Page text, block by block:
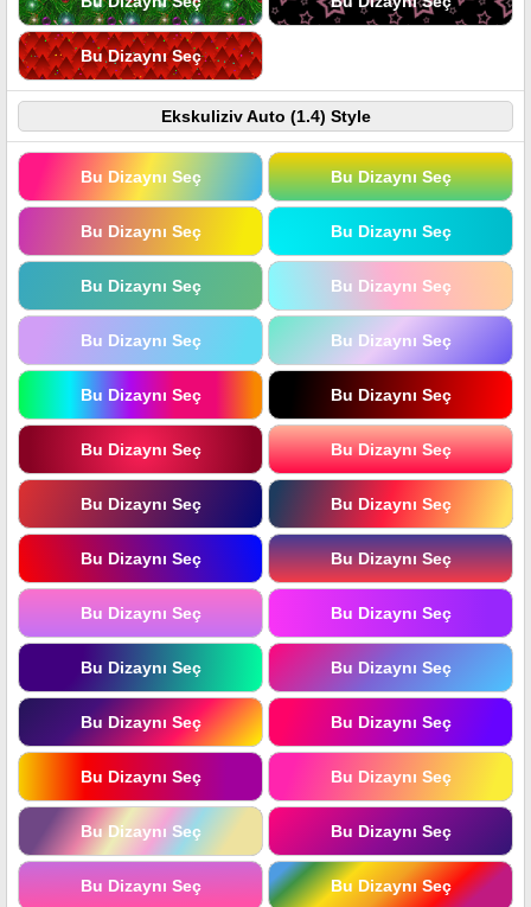
Bu Dizaynı Seç
Ekskuliziv Auto (1.4) Style
Bu Dizaynı Seç Bu Dizaynı Seç
Bu Dizaynı Seç Bu Dizaynı Seç
Bu Dizaynı Seç Bu Dizaynı Seç
Bu Dizaynı Seç Bu Dizaynı Seç
Bu Dizaynı Seç Bu Dizaynı Seç
Bu Dizaynı Seç Bu Dizaynı Seç
Bu Dizaynı Seç Bu Dizaynı Seç
Bu Dizaynı Seç Bu Dizaynı Seç
Bu Dizaynı Seç Bu Dizaynı Seç
Bu Dizaynı Seç Bu Dizaynı Seç
Bu Dizaynı Seç Bu Dizaynı Seç
Bu Dizaynı Seç Bu Dizaynı Seç
Bu Dizaynı Seç Bu Dizaynı Seç
Bu Dizaynı Seç Bu Dizaynı Seç